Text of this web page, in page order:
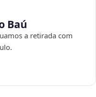
Baú
a retirada com